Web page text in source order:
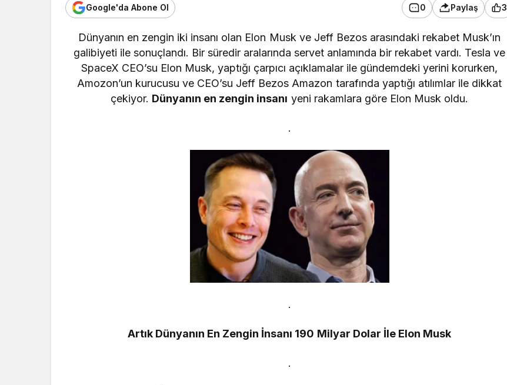
Google'da Abone Ol 0 Paylaş 3
Dünyanın en zengin iki insanı olan Elon Musk ve Jeff Bezos arasındaki rekabet Musk’ın
galibiyeti ile sonuçlandı. Bir süredir aralarında servet anlamında bir rekabet vardı. Tesla ve
SpaceX CEO’su Elon Musk, yaptığı çarpıcı açıklamalar ile gündemdeki yerini korurken,
Amozon’un kurucusu ve CEO’su Jeff Bezos Amazon tarafında yaptığı atılımlar ile dikkat
çekiyor. Dünyanın en zengin insanı yeni rakamlara göre Elon Musk oldu.
.
.
Artık Dünyanın En Zengin İnsanı 190 Milyar Dolar İle Elon Musk
.